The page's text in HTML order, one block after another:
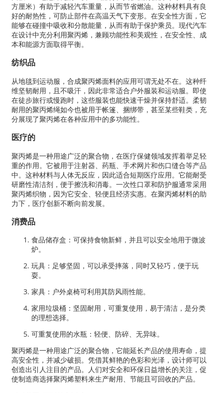
方厘米）有助于减轻汽车重量，从而节省燃油。这种材料具有良
好的耐热性，可防止部件在高温天气下变形。在安全性方面，它
能够在碰撞中吸收和分散能量，从而有助于保护乘员。现代汽车
在设计中充分利用聚丙烯，兼顾功能性和美观性，在安全性、成
本和能源方面取得平衡。
纺织品
从地毯到运动服，合成聚丙烯面料的应用可谓无处不在。这种纤
维坚韧耐用，且不吸汗，因此非常适合户外服装和运动服。即使
在徒步旅行或慢跑时，这些服装也能快速干燥并保持舒适。柔韧
耐用的聚丙烯绳如今也被用于帐篷、捆绑带，甚至某些鞋类，充
分展现了聚丙烯在各种应用中的多功能性。
医疗的
聚丙烯是一种用途广泛的聚合物，在医疗保健领域发挥着举足轻
重的作用。它被用于注射器、药瓶、手术网片和伤口缝合等产品
中。这种材料与人体无反应，因此适合短期医疗应用。它能耐受
研磨性清洁剂，便于擦洗和消毒。一次性口罩和防护服通常采用
聚丙烯织物，因为它安全、轻便且经济实惠。在聚丙烯材料的助
力下，医疗创新不断向前发展。
消费品
食品储存盒：可保持食物新鲜，并且可以安全地用于微波
炉。
玩具：足够坚固，可以承受摔落，同时又轻巧，便于玩
耍。
家具：户外桌椅可利用其防风雨性能。
家用垃圾桶：坚固耐用，可重复使用，易于清洁，是分类
的理想选择。
可重复使用的水瓶：轻便、防碎、无异味。
聚丙烯是一种用途广泛的聚合物，它能延长产品的使用寿命，提
高安全性，并减少破损。凭借其鲜艳的色彩和光泽，设计师可以
创造出引人注目的产品。人们对安全和环保日益增长的关注，促
使制造商选择聚丙烯塑料来生产耐用、节能且可回收的产品。